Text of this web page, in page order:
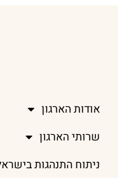
אודות הארגון
שרותי הארגון
ניתוח התנהגות